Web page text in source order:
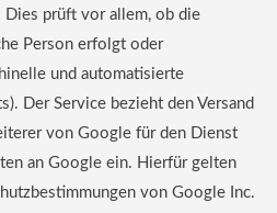
Dies prüft vor allem, ob die
Person erfolgt oder
und automatisierte
Der Service bezieht den Versand
von Google für den Dienst
an Google ein. Hierfür gelten
von Google Inc.